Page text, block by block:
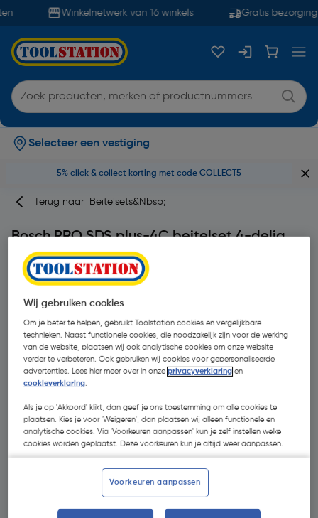
Winkelnetwerk van 16 winkels Gratis bezorging
Selecteer een vestiging
5% click & collect korting met code COLLECT5
Terug naar Beitelsets&nbsp;
Bosch PRO SDS plus-4C beitelset 4-delig
MerkBosch Productcode: 56762
Wij gebruiken cookies
Om je beter te helpen, gebruikt Toolstation cookies en vergelijkbare
technieken. Naast functionele cookies, die noodzakelijk zijn voor de werking
van de website, plaatsen wij ook analytische cookies om onze website
verder te verbeteren. Ook gebruiken wij cookies voor gepersonaliseerde
advertenties. Lees hier meer over in onzeprivacyverklaring en
cookieverklaring.
Als je op 'Akkoord' klikt, dan geef je ons toestemming om alle cookies te
plaatsen. Kies je voor 'Weigeren', dan plaatsen wij alleen functionele en
analytische cookies. Via 'Voorkeuren aanpassen' kun je zelf instellen welke
cookies worden geplaatst. Deze voorkeuren kun je altijd weer aanpassen.
Voorkeuren aanpassen